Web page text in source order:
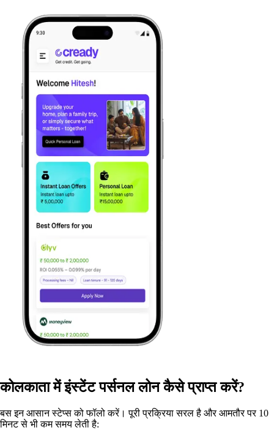
कोलकाता में इंस्टेंट पर्सनल लोन कैसे प्राप्त करें?
बस इन आसान स्टेप्स को फॉलो करें। पूरी प्रक्रिया सरल है और आमतौर पर 10
मिनट से भी कम समय लेती है: